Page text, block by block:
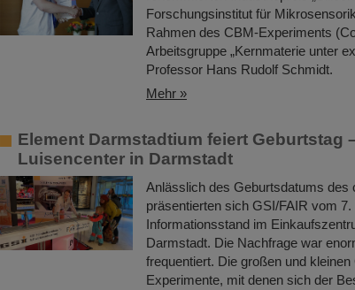
Forschungsinstitut für
Rahmen des CBM-Experiments
Arbeitsgruppe „Kernmaterie unter
Professor Hans Rudolf Schmidt.
Mehr »
Element Darmstadtium feiert Geburtstag
Luisencenter in Darmstadt
Anlässlich des Geburtsdatums
präsentierten sich GSI/FAIR vom
Informationsstand im
Darmstadt. Die Nachfrage war
frequentiert. Die großen und
Experimente, mit denen sich der